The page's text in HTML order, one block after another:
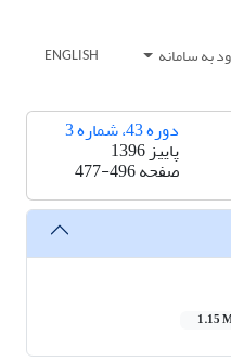
به سامانه ENGLISH
دوره 43، شماره 3
پاییز 1396
صفحه477-496
1.15